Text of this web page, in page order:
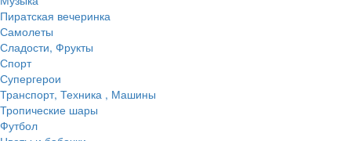
Пиратская вечеринка
Самолеты
Сладости, Фрукты
Спорт
Супергерои
Транспорт, Техника , Машины
Тропические шары
Футбол